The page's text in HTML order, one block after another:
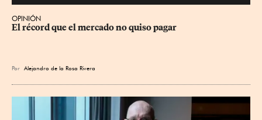
OPINIÓN
El récord que el mercado no quiso pagar
Por Alejandro de la Rosa Rivera